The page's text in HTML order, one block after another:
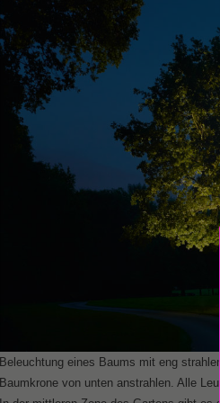
Beleuchtung eines Baums mit eng
Baumkrone von unten anstrahlen. Alle